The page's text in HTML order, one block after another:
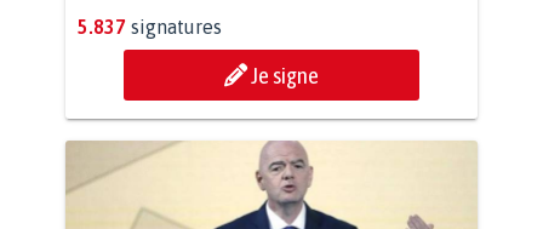
5.837 signatures
Je signe